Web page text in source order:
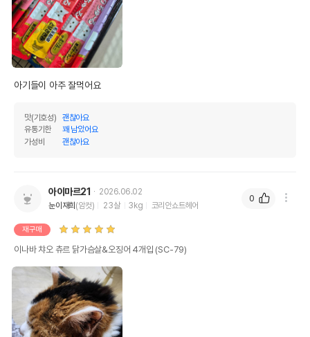
아기들이 아주 잘먹어요
맛(기호성)
괜찮아요
유통기한
꽤 남았어요
가성비
괜찮아요
아이마르21
2026.06.02
눈이재희(암컷) 23살 3kg 코리안쇼트헤어
재구매
이나바 챠오 츄르 닭가슴살&오징어 4개입 (SC-79)
0